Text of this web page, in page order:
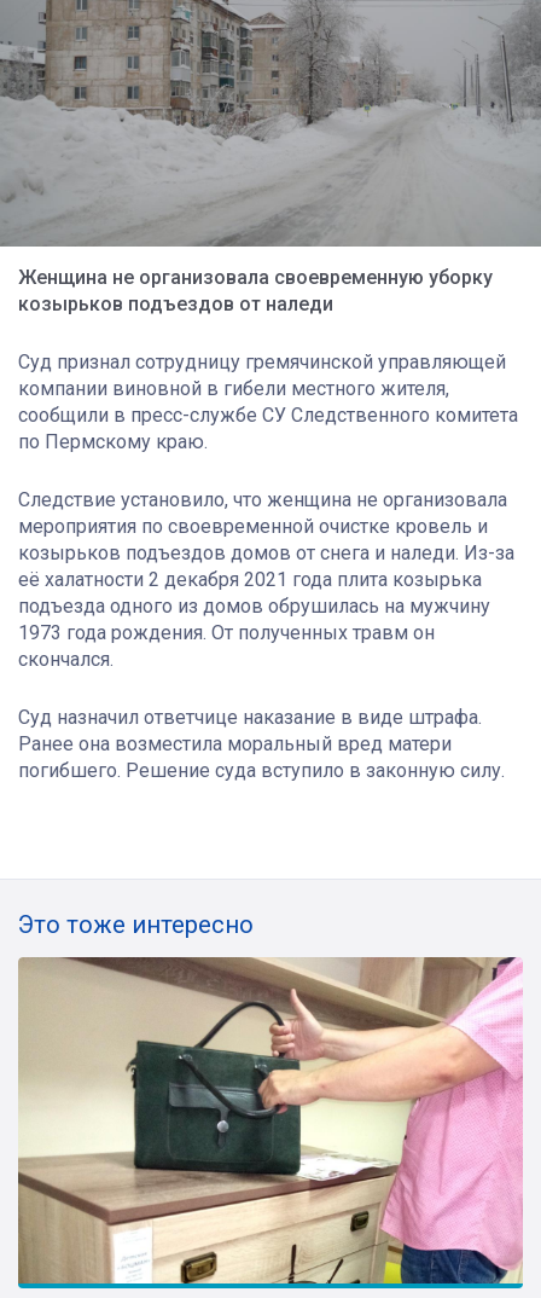
Женщина не организовала своевременную уборку
козырьков подъездов от наледи
Суд признал сотрудницу гремячинской управляющей
компании виновной в гибели местного жителя,
сообщили в пресс-службе СУ Следственного комитета
по Пермскому краю.
Следствие установило, что женщина не организовала
мероприятия по своевременной очистке кровель и
козырьков подъездов домов от снега и наледи. Из-за
её халатности 2 декабря 2021 года плита козырька
подъезда одного из домов обрушилась на мужчину
1973 года рождения. От полученных травм он
скончался.
Суд назначил ответчице наказание в виде штрафа.
Ранее она возместила моральный вред матери
погибшего. Решение суда вступило в законную силу.
Это тоже интересно